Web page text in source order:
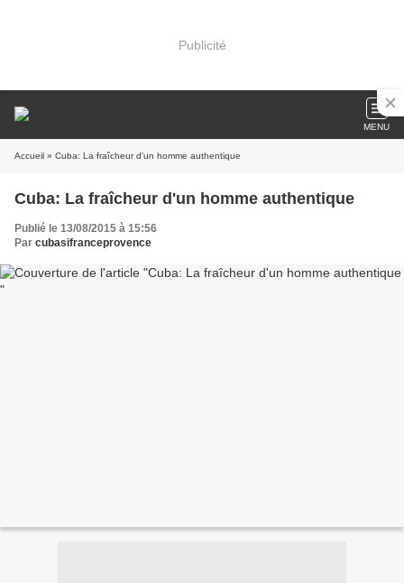
Publicité
MENU
Accueil » Cuba: La fraîcheur d'un homme authentique
Cuba: La fraîcheur d'un homme authentique
Publié le 13/08/2015 à 15:56
Par cubasifranceprovence